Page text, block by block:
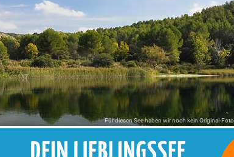
Für diesen See haben wir noch kein Original-